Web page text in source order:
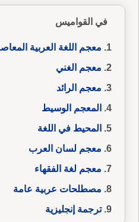
في القواميس
معجم اللغة العربية
معجم الغني
معجم الرائد
المعجم الوسيط
المحيط في اللغة
معجم لسان العرب
معجم لغة الفقهاء
مصطلحات عربية عامة
ترجمة إنجليزية